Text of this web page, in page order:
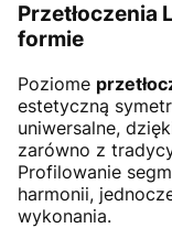
Przetłoczenia
formie
Poziome
estetyczną
uniwersalne,
zarówno z
Profilowanie
harmonii,
wykonania.